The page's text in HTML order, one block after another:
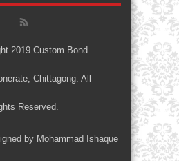
2019 Custom Bond
Chittagong. All
Reserved.
by Mohammad Ishaque